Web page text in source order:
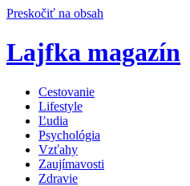
Preskočiť na obsah
Lajfka magazín
Cestovanie
Lifestyle
Ľudia
Psychológia
Vzťahy
Zaujímavosti
Zdravie